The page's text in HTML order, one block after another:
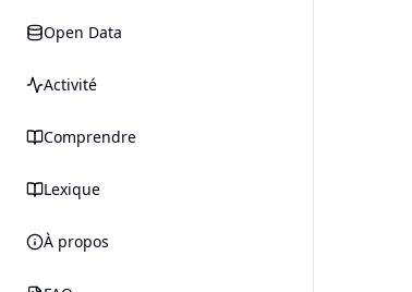
Open Data
Activité
Comprendre
Lexique
À propos